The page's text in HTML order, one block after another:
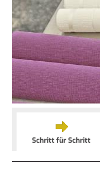
Schritt für Schritt